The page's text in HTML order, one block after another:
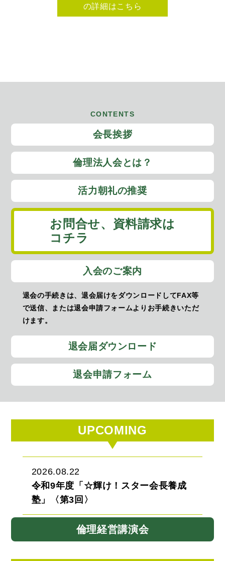
の詳細はこちら
CONTENTS
会長挨拶
倫理法人会とは？
活力朝礼の推奨
お問合せ、 資料請求は
コチラ
入会のご案内
退会の手続きは、退会届けをダウンロードしてFAX等
で送信、または退会申請フォームよりお手続きいただ
けます。
退会届ダウンロード
退会申請フォーム
UPCOMING
2026.08.22
令和9年度「☆輝け！スター会長養成
塾」〈第3回〉
倫理経営講演会